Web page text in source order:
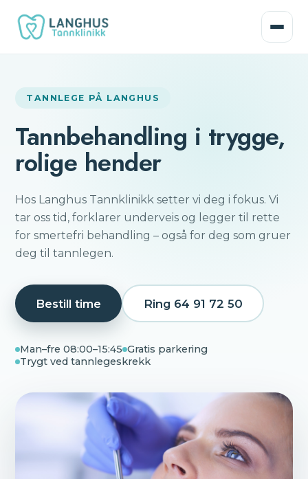
TANNLEGE PÅ LANGHUS
Tannbehandling i trygge,
rolige hender
Hos Langhus Tannklinikk setter vi deg i fokus. Vi
tar oss tid, forklarer underveis og legger til rette
for smertefri behandling – også for deg som gruer
deg til tannlegen.
Bestill time Ring 64 91 72 50
Man–fre 08:00–15:45 Gratis parkering
Trygt ved tannlegeskrekk